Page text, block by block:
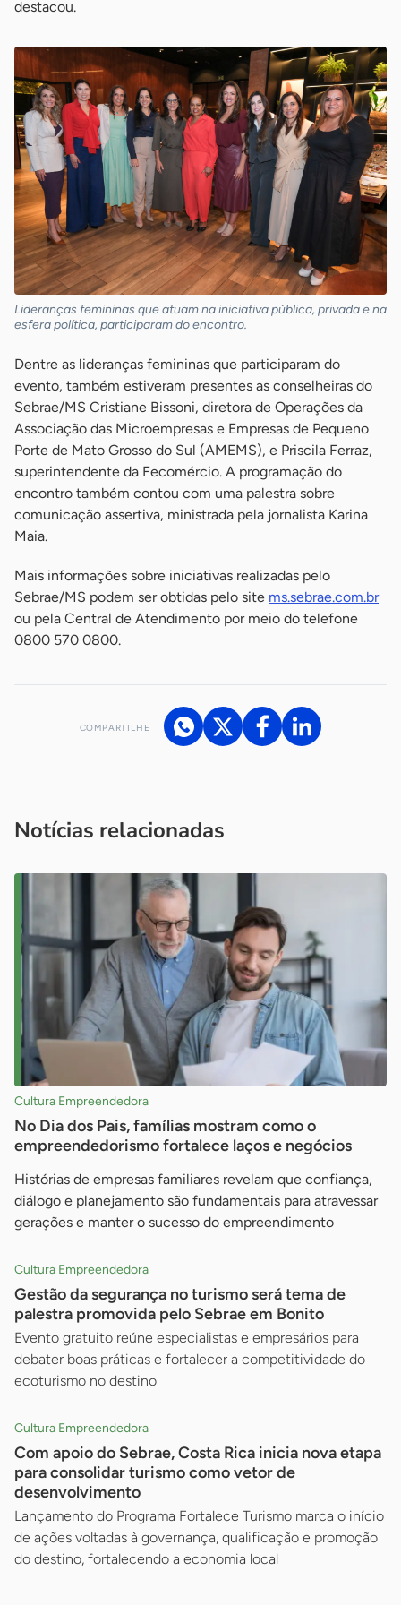
destacou.
Lideranças femininas que atuam na iniciativa pública, privada e na
esfera política, participaram do encontro.
Dentre as lideranças femininas que participaram do
evento, também estiveram presentes as conselheiras do
Sebrae/MS Cristiane Bissoni, diretora de Operações da
Associação das Microempresas e Empresas de Pequeno
Porte de Mato Grosso do Sul (AMEMS), e Priscila Ferraz,
superintendente da Fecomércio. A programação do
encontro também contou com uma palestra sobre
comunicação assertiva, ministrada pela jornalista Karina
Maia.
Mais informações sobre iniciativas realizadas pelo
Sebrae/MS podem ser obtidas pelo site ms.sebrae.com.br
ou pela Central de Atendimento por meio do telefone
0800 570 0800.
COMPARTILHE
Notícias relacionadas
Cultura Empreendedora
No Dia dos Pais, famílias mostram como o
empreendedorismo fortalece laços e negócios
Histórias de empresas familiares revelam que confiança,
diálogo e planejamento são fundamentais para atravessar
gerações e manter o sucesso do empreendimento
Cultura Empreendedora
Gestão da segurança no turismo será tema de
palestra promovida pelo Sebrae em Bonito
Evento gratuito reúne especialistas e empresários para
debater boas práticas e fortalecer a competitividade do
ecoturismo no destino
Cultura Empreendedora
Com apoio do Sebrae, Costa Rica inicia nova etapa
para consolidar turismo como vetor de
desenvolvimento
Lançamento do Programa Fortalece Turismo marca o início
de ações voltadas à governança, qualificação e promoção
do destino, fortalecendo a economia local